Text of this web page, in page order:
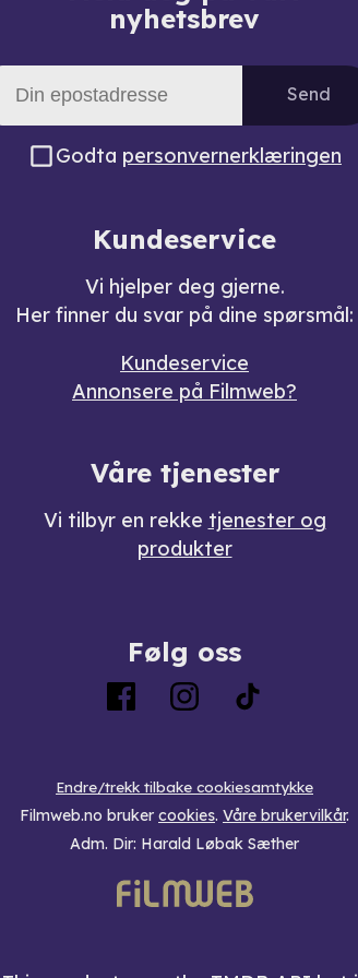
nyhetsbrev
Send
Godta personvernerklæringen
Kundeservice
Vi hjelper deg gjerne.
Her finner du svar på dine spørsmål:
Kundeservice
Annonsere på Filmweb?
Våre tjenester
Vi tilbyr en rekke tjenester og
produkter
Følg oss
Endre/trekk tilbake cookiesamtykke
Filmweb.no bruker cookies. Våre brukervilkår.
Adm. Dir: Harald Løbak Sæther